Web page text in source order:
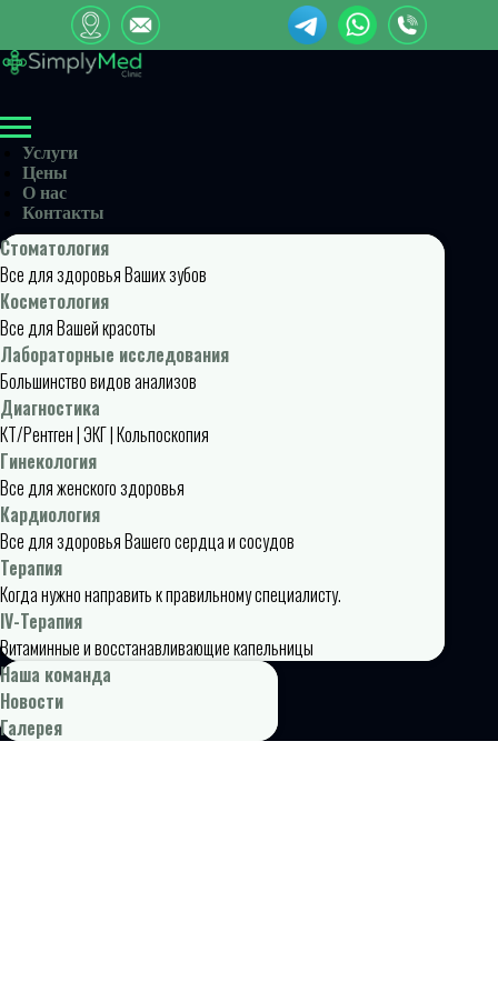
Услуги
Цены
О нас
Контакты
Стоматология
Все для здоровья Ваших зубов
Косметология
Все для Вашей красоты
Лабораторные исследования
Большинство видов анализов
Диагностика
КТ/Рентген | ЭКГ | Кольпоскопия
Гинекология
Все для женского здоровья
Кардиология
Все для здоровья Вашего сердца и сосудов
Терапия
Когда нужно направить к правильному специалисту.
IV-Терапия
Витаминные и восстанавливающие капельницы
Наша команда
Новости
Галерея